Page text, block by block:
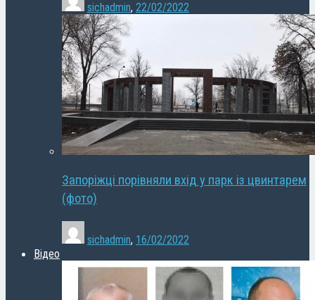
sichadmin, 22/02/2022
Запоріжці порівняли вхід у парк із цвинтарем
(фото)
sichadmin, 16/02/2022
Відео